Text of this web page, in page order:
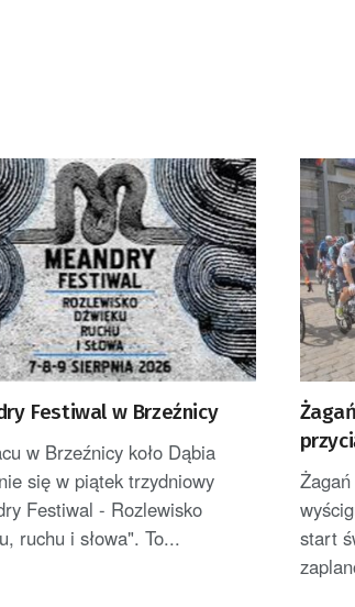
Festiwal w Brzeźnicy
w Brzeźnicy koło Dąbia
się w piątek trzydniowy
Festiwal - Rozlewisko
ruchu i słowa". To...
start